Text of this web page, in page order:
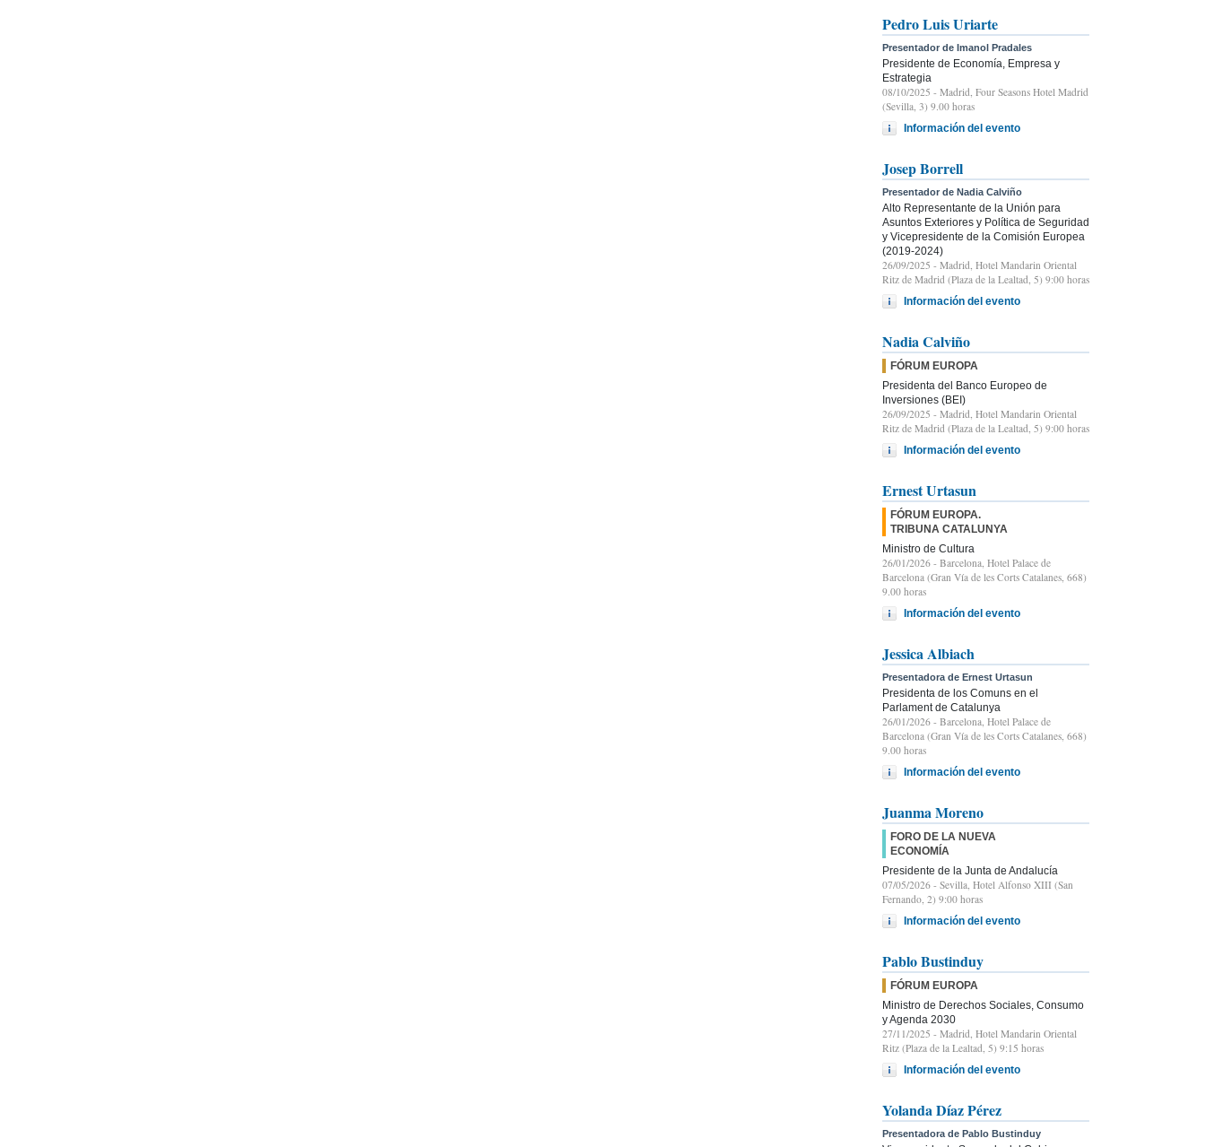
Pedro Luis Uriarte
Presentador de Imanol Pradales
Presidente de Economía, Empresa y
Estrategia
08/10/2025 - Madrid, Four Seasons Hotel Madrid
(Sevilla, 3) 9.00 horas
Información del evento
Josep Borrell
Presentador de Nadia Calviño
Alto Representante de la Unión para
Asuntos Exteriores y Política de Seguridad
y Vicepresidente de la Comisión Europea
(2019-2024)
26/09/2025 - Madrid, Hotel Mandarin Oriental
Ritz de Madrid (Plaza de la Lealtad, 5) 9:00 horas
Información del evento
Nadia Calviño
FÓRUM EUROPA
Presidenta del Banco Europeo de
Inversiones (BEI)
26/09/2025 - Madrid, Hotel Mandarin Oriental
Ritz de Madrid (Plaza de la Lealtad, 5) 9:00 horas
Información del evento
Ernest Urtasun
FÓRUM EUROPA.
TRIBUNA CATALUNYA
Ministro de Cultura
26/01/2026 - Barcelona, Hotel Palace de
Barcelona (Gran Vía de les Corts Catalanes, 668)
9.00 horas
Información del evento
Jessica Albiach
Presentadora de Ernest Urtasun
Presidenta de los Comuns en el
Parlament de Catalunya
26/01/2026 - Barcelona, Hotel Palace de
Barcelona (Gran Vía de les Corts Catalanes, 668)
9.00 horas
Información del evento
Juanma Moreno
FORO DE LA NUEVA
ECONOMÍA
Presidente de la Junta de Andalucía
07/05/2026 - Sevilla, Hotel Alfonso XIII (San
Fernando, 2) 9:00 horas
Información del evento
Pablo Bustinduy
FÓRUM EUROPA
Ministro de Derechos Sociales, Consumo
y Agenda 2030
27/11/2025 - Madrid, Hotel Mandarin Oriental
Ritz (Plaza de la Lealtad, 5) 9:15 horas
Información del evento
Yolanda Díaz Pérez
Presentadora de Pablo Bustinduy